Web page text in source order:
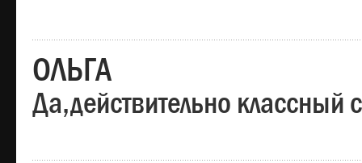
ОЛЬГА
Да,действительно классный